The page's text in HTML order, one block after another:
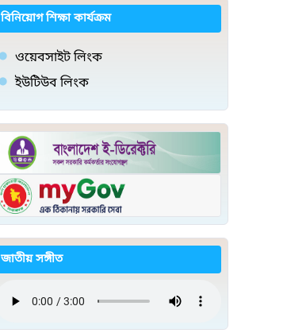
বিনিয়োগ শিক্ষা কার্যক্রম
ওয়েবসাইট লিংক
ইউটিউব লিংক
জাতীয় সঙ্গীত